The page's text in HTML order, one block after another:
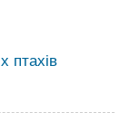
птахів